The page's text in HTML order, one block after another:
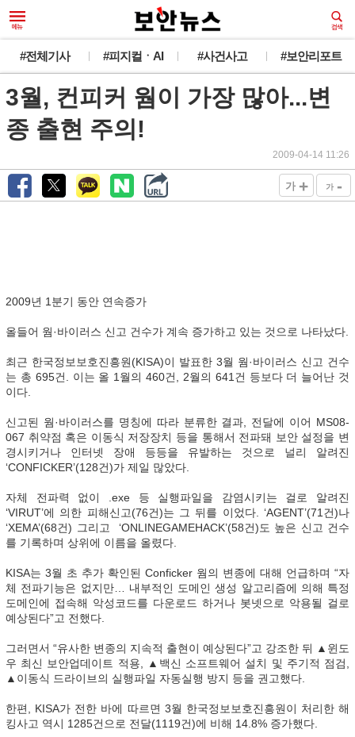
#전체기사 #피지컬ㆍAI #사건사고 #보안리포트
3월, 컨피커 웜이 가장 많아...변
종 출현 주의!
2009-04-14 11:26
가 + 가 -
2009년 1분기 동안 연속증가
올들어 웜·바이러스 신고 건수가 계속 증가하고 있는 것으로 나타났다.
최근 한국정보보호진흥원(KISA)이 발표한 3월 웜·바이러스 신고 건수
는 총 695건. 이는 올 1월의 460건, 2월의 641건 등보다 더 늘어난 것
이다.
신고된 웜·바이러스를 명칭에 따라 분류한 결과, 전달에 이어 MS08-
067 취약점 혹은 이동식 저장장치 등을 통해서 전파돼 보안 설정을 변
경시키거나 인터넷 장애 등등을 유발하는 것으로 널리 알려진
‘CONFICKER’(128건)가 제일 많았다.
자체 전파력 없이 .exe 등 실행파일을 감염시키는 걸로 알려진
‘VIRUT’에 의한 피해신고(76건)는 그 뒤를 이었다. ‘AGENT’(71건)나
‘XEMA’(68건) 그리고 ‘ONLINEGAMEHACK’(58건)도 높은 신고 건수
를 기록하며 상위에 이름을 올렸다.
KISA는 3월 초 추가 확인된 Conficker 웜의 변종에 대해 언급하며 “자
체 전파기능은 없지만… 내부적인 도메인 생성 알고리즘에 의해 특정
도메인에 접속해 악성코드를 다운로드 하거나 봇넷으로 악용될 걸로
예상된다”고 전했다.
그러면서 “유사한 변종의 지속적 출현이 예상된다”고 강조한 뒤 ▲윈도
우 최신 보안업데이트 적용, ▲백신 소프트웨어 설치 및 주기적 점검,
▲이동식 드라이브의 실행파일 자동실행 방지 등을 권고했다.
한편, KISA가 전한 바에 따르면 3월 한국정보보호진흥원이 처리한 해
킹사고 역시 1285건으로 전달(1119건)에 비해 14.8% 증가했다.